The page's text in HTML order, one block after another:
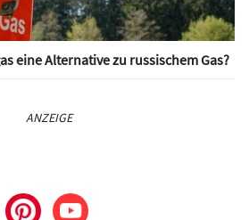
eine Alternative zu russischem Gas?
ANZEIGE